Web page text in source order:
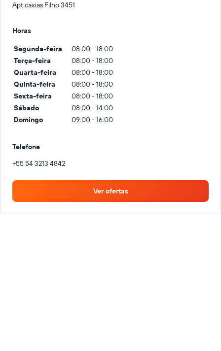
Apt.caxias Filho 3451
Horas
Segunda-feira
08:00 - 18:00
Terça-feira
08:00 - 18:00
Quarta-feira
08:00 - 18:00
Quinta-feira
08:00 - 18:00
Sexta-feira
08:00 - 18:00
Sábado
08:00 - 14:00
Domingo
09:00 - 16:00
Telefone
+55 54 3213 4842
Ver ofertas